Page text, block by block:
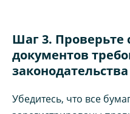
Шаг 3. Проверьте
документов
законодательства
Убедитесь, что все